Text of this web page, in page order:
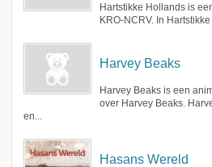
Hartstikke Hollands is
KRO-NCRV. In
Harvey Beaks
Harvey Beaks is een
over Harvey Beaks.
en...
Hasans Wereld